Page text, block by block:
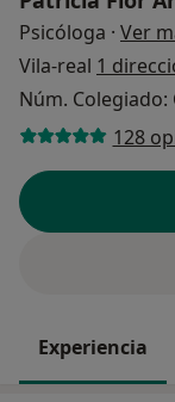
Psicóloga · Ver
Vila-real 1
Núm. Colegiado:
128
Experiencia